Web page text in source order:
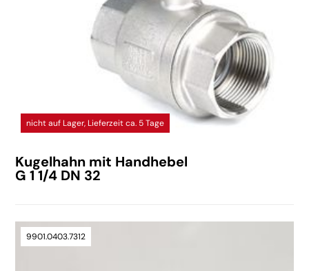
nicht auf Lager, Lieferzeit ca. 5 Tage
Kugelhahn mit Handhebel
G 1 1/4 DN 32
9901.0403.7312